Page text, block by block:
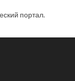
портал.